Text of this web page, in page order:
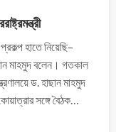
হাতে নিয়েছি–
মাহমুদ বলেন। গতকাল
ড. হাছান মাহমুদ
সঙ্গে বৈঠক…